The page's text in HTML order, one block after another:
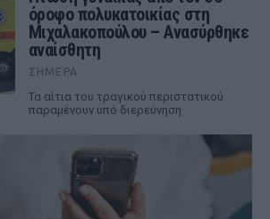
όροφο πολυκατοικίας στη
Μιχαλακοπούλου – Ανασύρθηκε
αναίσθητη
ΣΉΜΕΡΑ
Τα αίτια του τραγικού περιστατικού
παραμένουν υπό διερεύνηση